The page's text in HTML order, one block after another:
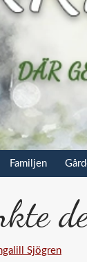
Familjen
Sjögren